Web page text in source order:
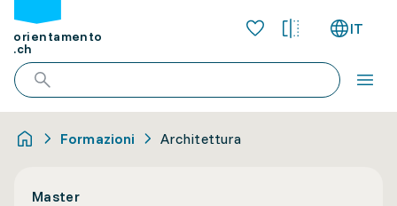
orientamento
.ch
IT
Formazioni Architettura
Master